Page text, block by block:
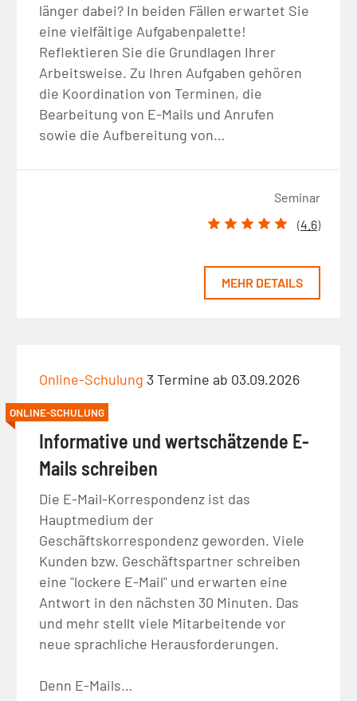
länger dabei? In beiden Fällen erwartet Sie
eine vielfältige Aufgabenpalette!
Reflektieren Sie die Grundlagen Ihrer
Arbeitsweise. Zu Ihren Aufgaben gehören
die Koordination von Terminen, die
Bearbeitung von E-Mails und Anrufen
sowie die Aufbereitung von…
Seminar
(4.6)
MEHR DETAILS
Online-Schulung 3 Termine ab 03.09.2026
ONLINE-SCHULUNG
Informative und wertschätzende E-
Mails schreiben
Die E-Mail-Korrespondenz ist das
Hauptmedium der
Geschäftskorrespondenz geworden. Viele
Kunden bzw. Geschäftspartner schreiben
eine "lockere E-Mail" und erwarten eine
Antwort in den nächsten 30 Minuten. Das
und mehr stellt viele Mitarbeitende vor
neue sprachliche Herausforderungen.
Denn E-Mails…